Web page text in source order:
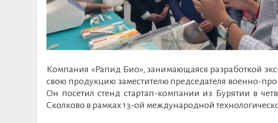
Компания «Рапид Био», занимающаяся разработкой
свою продукцию заместителю председателя военно-
Он посетил стенд стартап-компании из Бурятии в
Сколково в рамках 13-ой международной